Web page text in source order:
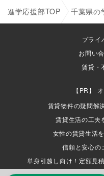
進学応援部TOP 千葉県の
プライ
お問い
賃貸・
賃貸物件の疑問解
賃貸生活の工夫
女性の賃貸生活
信頼と安心の
単身引越し向け！定額見